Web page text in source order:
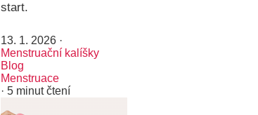
start.
13. 1. 2026 ·
Menstruační kalíšky
Blog
Menstruace
· 5 minut čtení